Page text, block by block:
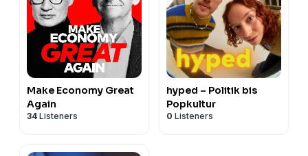
Make Economy Great
Again
34 Listeners
hyped – Politik bis
Popkultur
0 Listeners